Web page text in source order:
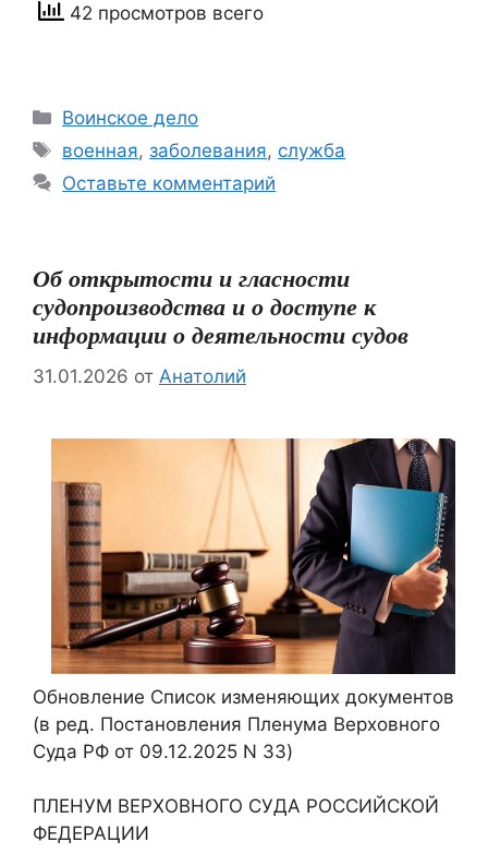
42 просмотров всего
Рубрики
Воинское дело
Метки
военная, заболевания, служба
Оставьте комментарий
Об открытости и гласности
судопроизводства и о доступе к
информации о деятельности судов
31.01.2026 от Анатолий
Обновление Список изменяющих документов
(в ред. Постановления Пленума Верховного
Суда РФ от 09.12.2025 N 33)
ПЛЕНУМ ВЕРХОВНОГО СУДА РОССИЙСКОЙ
ФЕДЕРАЦИИ